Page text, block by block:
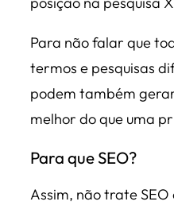
Para não falar que
termos e pesquisas
podem também
melhor do que uma
Para que SEO?
Assim, não trate